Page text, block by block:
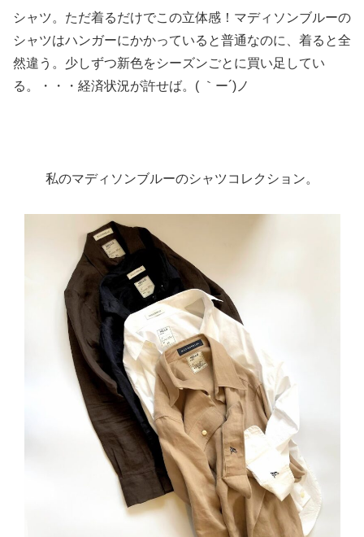
シャツ。ただ着るだけでこの立体感！マディソンブルーの
シャツはハンガーにかかっていると普通なのに、着ると全
然違う。少しずつ新色をシーズンごとに買い足してい
る。・・・経済状況が許せば。( ｀ー´)ノ
私のマディソンブルーのシャツコレクション。